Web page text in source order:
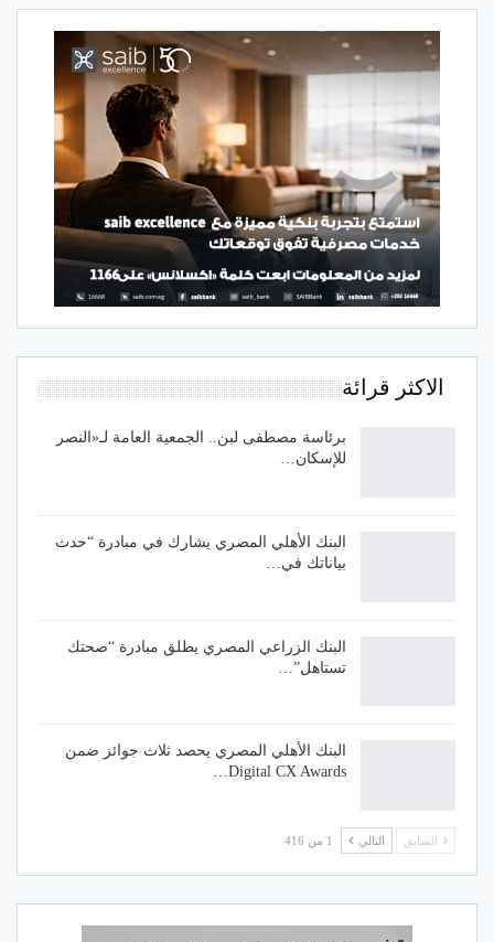
الاكثر قرائة
برئاسة مصطفى لبن.. الجمعية العامة لـ«النصر
للإسكان…
البنك الأهلي المصري يشارك في مبادرة “حدث
بياناتك في…
البنك الزراعي المصري يطلق مبادرة “صحتك
تستاهل”…
البنك الأهلي المصري يحصد ثلاث جوائز ضمن
Digital CX Awards…
السابق التالي 1 من 416